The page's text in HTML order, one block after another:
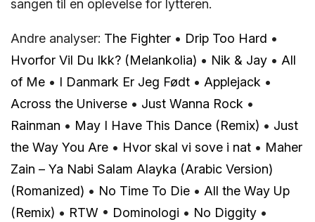
sangen til en oplevelse for lytteren.
Andre analyser: The Fighter • Drip Too Hard •
Hvorfor Vil Du Ikk? (Melankolia) • Nik & Jay • All
of Me • I Danmark Er Jeg Født • Applejack •
Across the Universe • Just Wanna Rock •
Rainman • May I Have This Dance (Remix) • Just
the Way You Are • Hvor skal vi sove i nat • Maher
Zain – Ya Nabi Salam Alayka (Arabic Version)
(Romanized) • No Time To Die • All the Way Up
(Remix) • RTW • Dominologi • No Diggity •